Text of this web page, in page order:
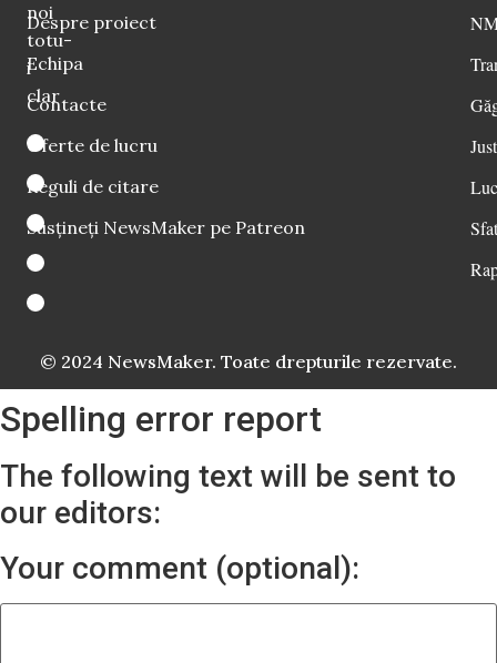
noi
totu-
i
clar
Despre proiect
Echipa
Contacte
Oferte de lucru
Reguli de citare
Susțineți NewsMaker pe Patreon
© 2024 NewsMaker. Toate drepturile rezervate.
Spelling error report
The following text will be sent to
our editors:
Your comment (optional):